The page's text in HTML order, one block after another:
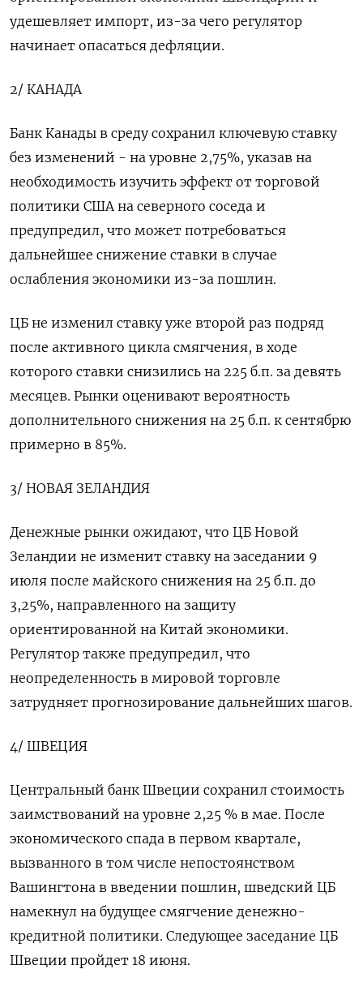
удешевляет импорт, из-за чего регулятор
начинает опасаться дефляции.
2/ КАНАДА
Банк Канады в среду сохранил ключевую ставку
без изменений - на уровне 2,75%, указав на
необходимость изучить эффект от торговой
политики США на северного соседа и
предупредил, что может потребоваться
дальнейшее снижение ставки в случае
ослабления экономики из-за пошлин.
ЦБ не изменил ставку уже второй раз подряд
после активного цикла смягчения, в ходе
которого ставки снизились на 225 б.п. за девять
месяцев. Рынки оценивают вероятность
дополнительного снижения на 25 б.п. к сентябрю
примерно в 85%.
3/ НОВАЯ ЗЕЛАНДИЯ
Денежные рынки ожидают, что ЦБ Новой
Зеландии не изменит ставку на заседании 9
июля после майского снижения на 25 б.п. до
3,25%, направленного на защиту
ориентированной на Китай экономики.
Регулятор также предупредил, что
неопределенность в мировой торговле
затрудняет прогнозирование дальнейших шагов.
4/ ШВЕЦИЯ
Центральный банк Швеции сохранил стоимость
заимствований на уровне 2,25 % в мае. После
экономического спада в первом квартале,
вызванного в том числе непостоянством
Вашингтона в введении пошлин, шведский ЦБ
намекнул на будущее смягчение денежно-
кредитной политики. Следующее заседание ЦБ
Швеции пройдет 18 июня.